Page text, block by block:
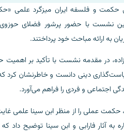
این نشست با حضور پرشور فضلای
به ارائه مباحث خود پرداختند.
در مقدمه نشست با تأکید بر اهمیت
دینی دانست و خاطرنشان کرد که
اجتماعی و فردی را فراهم می‌آورد.
حکمت عملی را از منظر ابن سینا علمی
به آثار فارابی و ابن سینا توضیح داد